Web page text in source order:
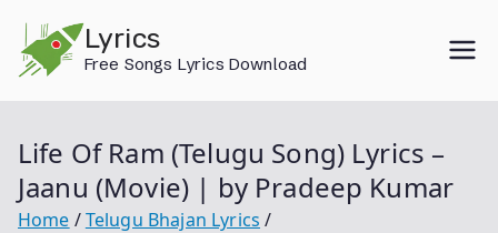
content
Lyrics
Free Songs Lyrics Download
Life Of Ram (Telugu Song) Lyrics –
Jaanu (Movie) | by Pradeep Kumar
Home
Telugu Bhajan Lyrics